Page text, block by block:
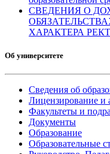
СВЕДЕНИЯ О
ХАРАКТЕРА
Об университете
Сведения об
Лицензирование и
Факультеты и
Документы
Образование
Образовательные